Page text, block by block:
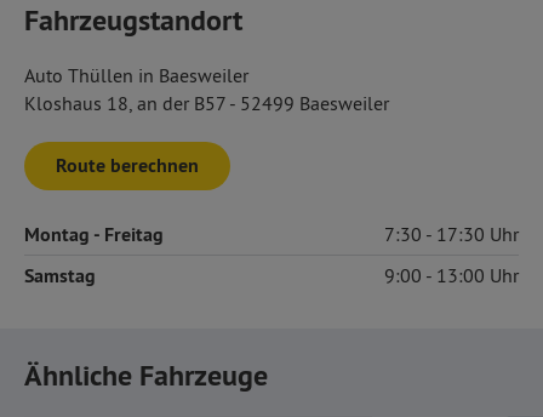
Fahrzeugstandort
Auto Thüllen in Baesweiler
Kloshaus 18, an der B57 - 52499 Baesweiler
Route berechnen
Montag - Freitag 7:30 17:30
Samstag 9:00 13:00
Ähnliche Fahrzeuge